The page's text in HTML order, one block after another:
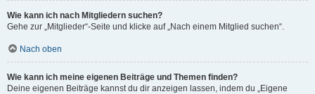
Wie kann ich nach Mitgliedern suchen?
Gehe zur „Mitglieder“-Seite und klicke auf „Nach einem Mitglied suchen“.
Nach oben
Wie kann ich meine eigenen Beiträge und Themen finden?
Deine eigenen Beiträge kannst du dir anzeigen lassen, indem du „Eigene